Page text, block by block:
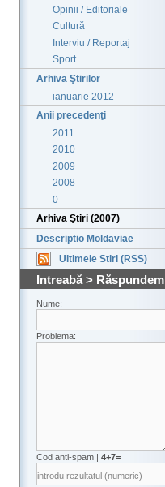
Opinii / Editoriale
Cultură
Interviu / Reportaj
Sport
Arhiva Ştirilor
ianuarie 2012
Anii precedenţi
2011
2010
2009
2008
0
Arhiva Ştiri (2007)
Descriptio Moldaviae
Ultimele Stiri (RSS)
Intreabă > Răspundem
Nume:
Problema:
Cod anti-spam | 4+7=